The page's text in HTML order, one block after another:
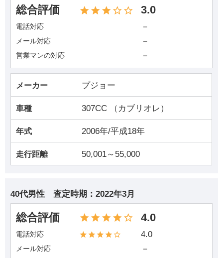
総合評価 3.0
電話対応 －
メール対応 －
営業マンの対応 －
メーカー プジョー
車種 307CC （カブリオレ）
年式 2006年/平成18年
走行距離 50,001～55,000
40代男性 査定時期： 2022年3月
総合評価 4.0
電話対応 4.0
メール対応 －